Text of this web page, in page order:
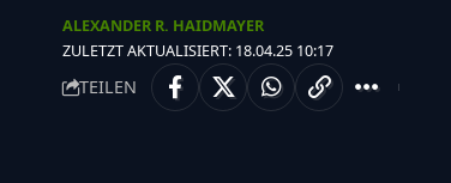
ZULETZT AKTUALISIERT: 18.04.25 10:17
ALEXANDER R. HAIDMAYER
TEILEN